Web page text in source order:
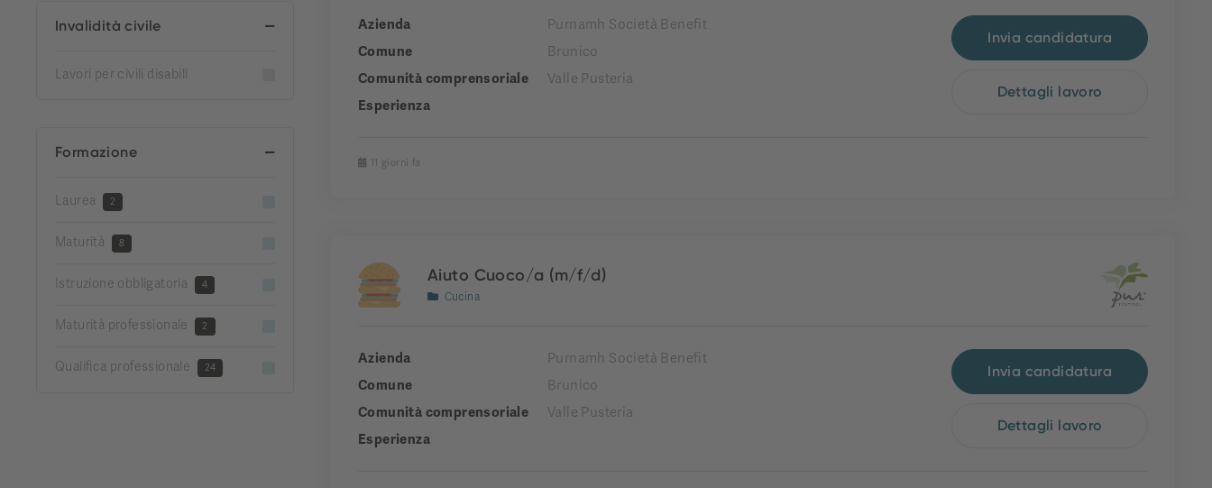
Invalidità civile
Lavori per civili disabili
Formazione
Laurea 2
Maturità 8
Istruzione obbligatoria 4
Maturità professionale 2
Qualifica professionale 24
Azienda
Purnamh Società Benefit
Comune
Brunico
Comunità comprensoriale
Valle Pusteria
Esperienza
Invia candidatura
Dettagli lavoro
11 giorni fa
Aiuto Cuoco/a (m/f/d)
Cucina
Azienda
Purnamh Società Benefit
Comune
Brunico
Comunità comprensoriale
Valle Pusteria
Esperienza
Invia candidatura
Dettagli lavoro